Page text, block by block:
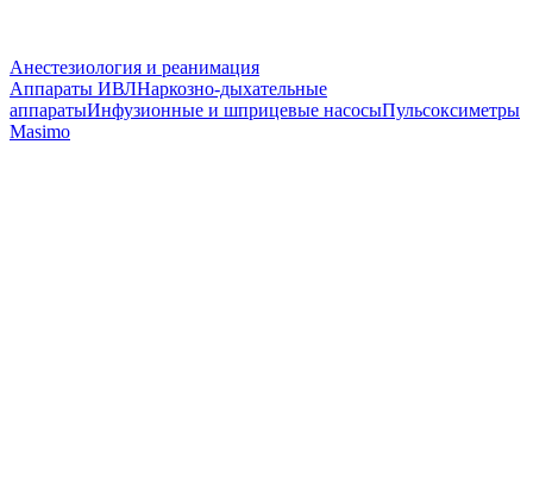
Анестезиология и реанимация
Аппараты ИВЛНаркозно-дыхательные
аппаратыИнфузионные и шприцевые насосыПульсоксиметры
Masimo